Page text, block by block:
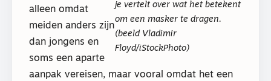
je vertelt over wat het betekent
om een masker te dragen.
(beeld Vladimir
Floyd/iStockPhoto)
alleen omdat
meiden anders zijn
dan jongens en
soms een aparte
aanpak vereisen, maar vooral omdat het een